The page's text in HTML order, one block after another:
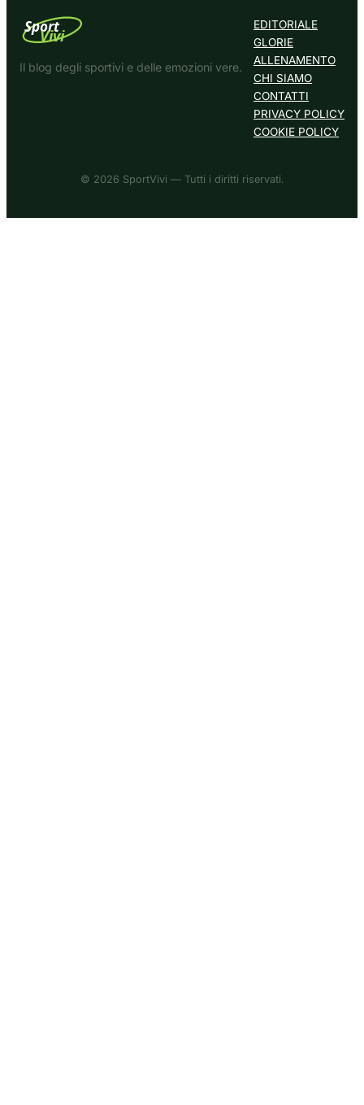
Sport
Vivi
Il blog degli sportivi e delle emozioni vere.
EDITORIALE
GLORIE
ALLENAMENTO
CHI SIAMO
CONTATTI
PRIVACY POLICY
COOKIE POLICY
© 2026 SportVivi — Tutti i diritti riservati.